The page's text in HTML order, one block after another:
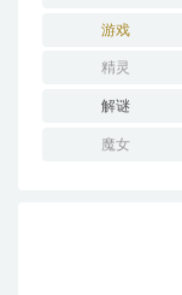
游戏
精灵
解谜
魔女